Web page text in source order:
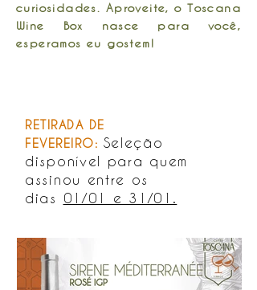
curiosidades. Aproveite, o Toscana
Wine Box nasce para você,
esperamos eu gostem!
RETIRADA DE
FEVEREIRO: Seleção
disponível para quem
assinou entre os
dias 01/01 e 31/01.